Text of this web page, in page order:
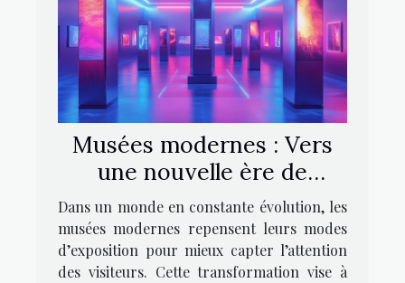
Musées modernes : Vers
une nouvelle ère de
l’exposition
Dans un monde en constante évolution, les
musées modernes repensent leurs modes
d’exposition pour mieux capter l’attention
des visiteurs. Cette transformation vise à